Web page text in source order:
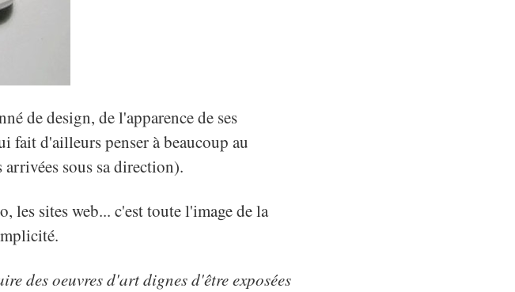
de design, de l'apparence de ses
fait d'ailleurs penser à beaucoup au
arrivées sous sa direction).
les sites web... c'est toute l'image de la
des oeuvres d'art dignes d'être exposées